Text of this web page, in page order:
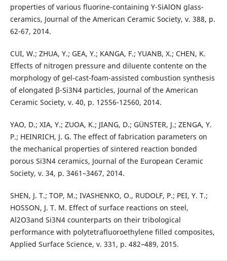
properties of various fluorine-containing Y-SiAlON glass-
ceramics, Journal of the American Ceramic Society, v. 388, p.
62-67, 2014.
CUI, W.; ZHUA, Y.; GEA, Y.; KANGA, F.; YUANB, X.; CHEN, K.
Effects of nitrogen pressure and diluente contente on the
morphology of gel-cast-foam-assisted combustion synthesis
of elongated β-Si3N4 particles, Journal of the American
Ceramic Society, v. 40, p. 12556-12560, 2014.
YAO, D.; XIA, Y.; ZUOA, K.; JIANG, D.; GÜNSTER, J.; ZENGA, Y.
P.; HEINRICH, J. G. The effect of fabrication parameters on
the mechanical properties of sintered reaction bonded
porous Si3N4 ceramics, Journal of the European Ceramic
Society, v. 34, p. 3461–3467, 2014.
SHEN, J. T.; TOP, M.; IVASHENKO, O., RUDOLF, P.; PEI, Y. T.;
HOSSON, J. T. M. Effect of surface reactions on steel,
Al2O3and Si3N4 counterparts on their tribological
performance with polytetrafluoroethylene filled composites,
Applied Surface Science, v. 331, p. 482–489, 2015.